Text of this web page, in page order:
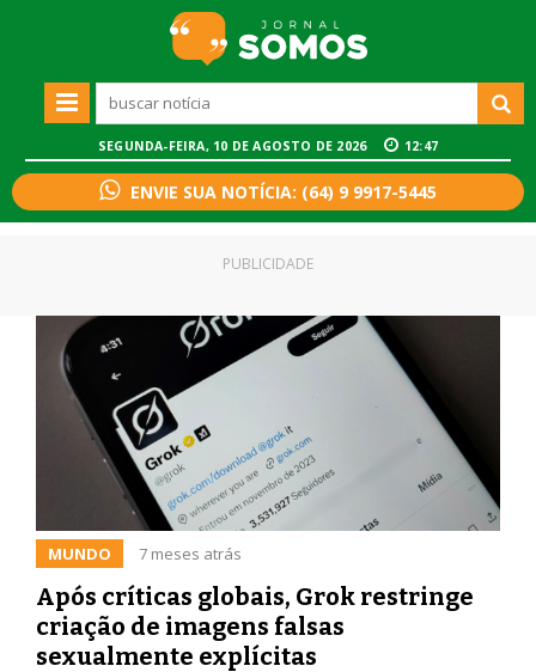
SEGUNDA-FEIRA, 10 DE AGOSTO DE 2026 12:47
ENVIE SUA NOTÍCIA: (64) 9 9917-5445
MUNDO 7 meses atrás
Após críticas globais, Grok restringe
criação de imagens falsas
sexualmente explícitas
PUBLICIDADE